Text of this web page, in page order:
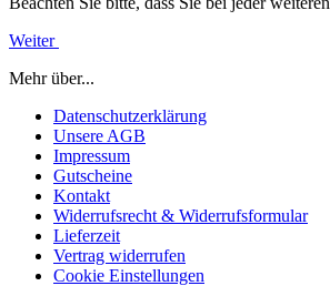
Weiter
Mehr über...
Datenschutzerklärung
Unsere AGB
Impressum
Gutscheine
Kontakt
Widerrufsrecht & Widerrufsformular
Lieferzeit
Vertrag widerrufen
Cookie Einstellungen